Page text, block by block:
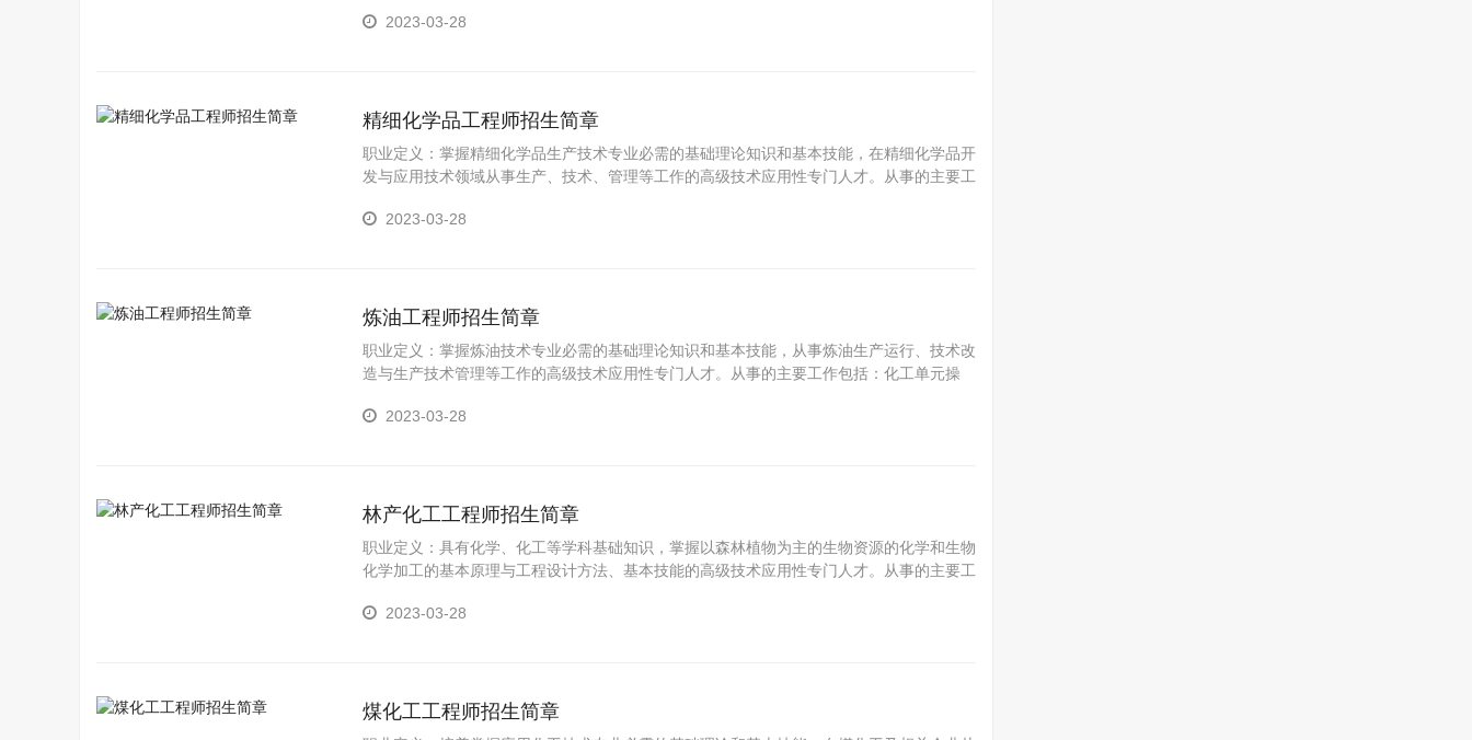
2023-03-28
精细化学品工程师招生简章
职业定义：掌握精细化学品生产技术专业必需的基础理论知识和基本技能，在精细化学品开
发与应用技术领域从事生产、技术、管理等工作的高级技术应用性专门人才。从事的主要工
2023-03-28
炼油工程师招生简章
职业定义：掌握炼油技术专业必需的基础理论知识和基本技能，从事炼油生产运行、技术改
造与生产技术管理等工作的高级技术应用性专门人才。从事的主要工作包括：化工单元操
2023-03-28
林产化工工程师招生简章
职业定义：具有化学、化工等学科基础知识，掌握以森林植物为主的生物资源的化学和生物
化学加工的基本原理与工程设计方法、基本技能的高级技术应用性专门人才。从事的主要工
分析、市场调研和企业经营管理的基本能力。
2023-03-28
煤化工工程师招生简章